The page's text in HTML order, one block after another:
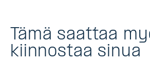
Tämä saattaa
kiinnostaa sinua